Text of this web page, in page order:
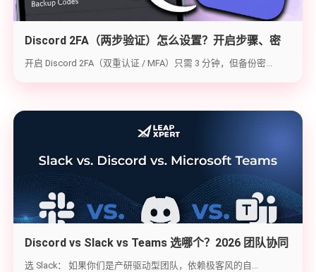
Discord 2FA（两步验证）怎么设置？开启步骤、密
钥备份与炸号救急（2026实战版）
开启 Discord 2FA（双重认证 / MFA）只需 3 分钟，但备份密...
Discord vs Slack vs Teams 选哪个？2026 团队协同
工具实战选型指南
选 Slack： 如果你们是产研驱动型团队，依赖极客风的自...